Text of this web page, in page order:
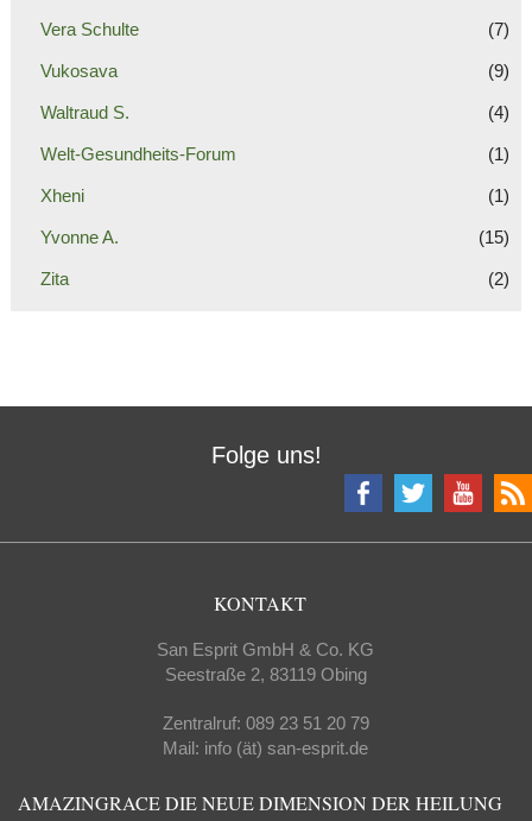
Vera Schulte (7)
Vukosava (9)
Waltraud S. (4)
Welt-Gesundheits-Forum (1)
Xheni (1)
Yvonne A. (15)
Zita (2)
Folge uns!
KONTAKT
San Esprit GmbH & Co. KG
Seestraße 2, 83119 Obing
Zentralruf: 089 23 51 20 79
Mail: info (ät) san-esprit.de
AMAZINGRACE DIE NEUE DIMENSION DER HEILUNG